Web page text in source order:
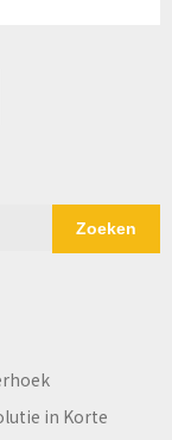
Zoeken
in Korte